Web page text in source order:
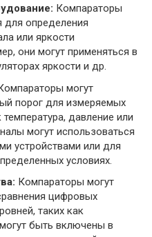
Компараторы
для определения
или яркости
они могут применяться в
яркости и др.
могут
порог для измеряемых
давление или
могут использоваться
устройствами или для
условиях.
Компараторы могут
цифровых
таких как
быть включены в